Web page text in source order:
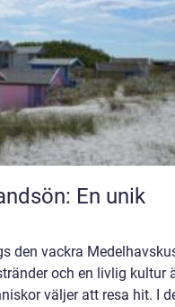
En unik
den vackra
och en livlig kultur
väljer att resa hit. I